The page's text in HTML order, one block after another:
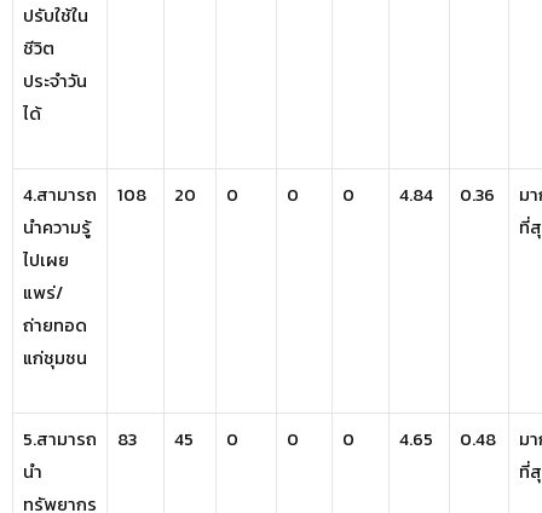
ปรับใช้ใน
ชีวิต
ประจำวัน
ได้
4.สามารถ
นำความรู้
ไปเผย
แพร่/
ถ่ายทอด
แก่ชุมชน
108 20 0 0 0 4.84 0.36
ม
ที่
5.สามารถ
นำ
ทรัพยากร
83 45 0 0 0 4.65 0.48
ม
ที่